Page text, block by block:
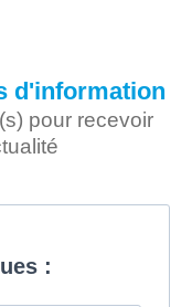
d'information
pour recevoir